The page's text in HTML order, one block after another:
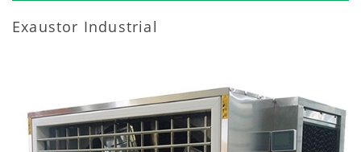
Exaustor Industrial